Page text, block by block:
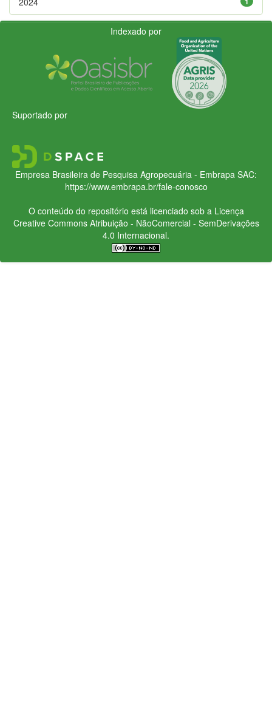
Indexado por
Suportado por
Empresa Brasileira de Pesquisa Agropecuária - Embrapa SAC:
https://www.embrapa.br/fale-conosco
O conteúdo do repositório está licenciado sob a Licença
Creative CommonsAtribuição - NãoComercial - SemDerivações
4.0 Internacional.